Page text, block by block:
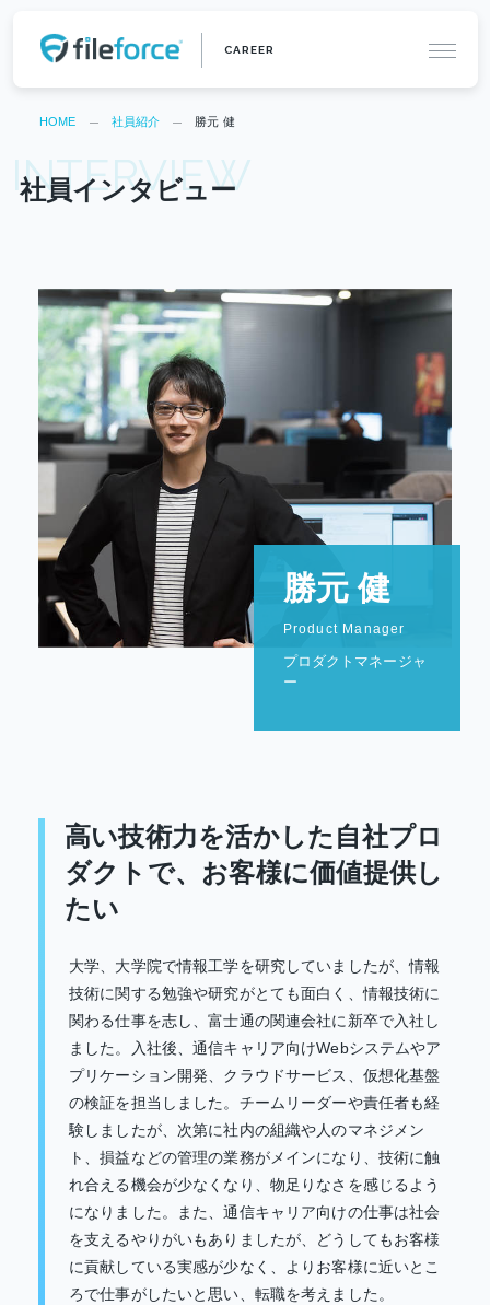
INTERVIEW
HOME 社員紹介 勝元 健
社員インタビュー
勝元 健
Product Manager
プロダクトマネージャ
ー
高い技術力を活かした自社プロ
ダクトで、 お客様に価値提供し
たい
大学、大学院で情報工学を研究していましたが、情報
技術に関する勉強や研究がとても面白く、情報技術に
関わる仕事を志し、富士通の関連会社に新卒で入社し
ました。入社後、通信キャリア向けWebシステムやア
プリケーション開発、クラウドサービス、仮想化基盤
の検証を担当しました。チームリーダーや責任者も経
験しましたが、次第に社内の組織や人のマネジメン
ト、損益などの管理の業務がメインになり、技術に触
れ合える機会が少なくなり、物足りなさを感じるよう
になりました。また、通信キャリア向けの仕事は社会
を支えるやりがいもありましたが、どうしてもお客様
に貢献している実感が少なく、よりお客様に近いとこ
ろで仕事がしたいと思い、転職を考えました。